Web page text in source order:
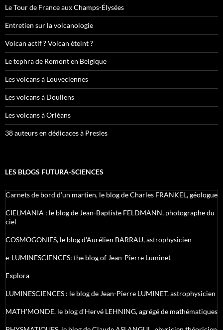
Le Tour de France aux Champs-Élysées
Entretien sur la volcanologie
Volcan actif ? Volcan éteint ?
Le tephra de Romont en Belgique
Les volcans à Louveciennes
Les volcans à Doullens
Les volcans à Orléans
38 auteurs en dédicaces à Presles
LES BLOGS FUTURA-SCIENCES
Carnets de bord d’un martien, le blog de Charles FRANKEL, géologue
CIELMANIA : le blog de Jean-Baptiste FELDMANN, photographe du
ciel
COSMOGONIES, le blog d'Aurélien BARRAU, astrophysicien
e-LUMINESCIENCES: the blog of Jean-Pierre Luminet
Explora
LUMINESCIENCES : le blog de Jean-Pierre LUMINET, astrophysicien
MATH'MONDE, le blog d'Hervé LEHNING, agrégé de mathématiques